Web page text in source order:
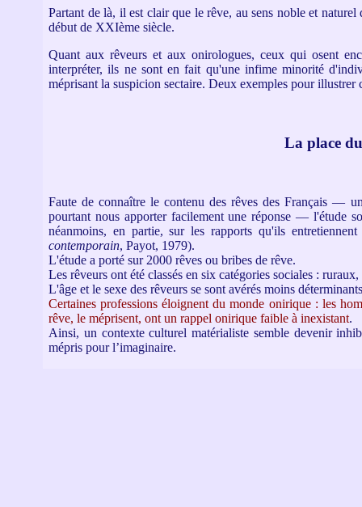
Partant de là, il est clair que le rêve, au sens noble et
début de XXIème siècle.
Quant aux rêveurs et aux onirologues, ceux qui osent
interpréter, ils ne sont en fait qu'une infime minorité
méprisant la suspicion sectaire. Deux exemples pour illustrer
La place
Faute de connaître le contenu des rêves des Français —
pourtant nous apporter facilement une réponse — l'étude
néanmoins, en partie, sur les rapports qu'ils
contemporain, Payot, 1979).
L'étude a porté sur 2000 rêves ou bribes de rêve.
Les rêveurs ont été classés en six catégories sociales :
L'âge et le sexe des rêveurs se sont avérés moins
Certaines professions éloignent du monde onirique : les
rêve, le méprisent, ont un rappel onirique faible à inexistant.
Ainsi, un contexte culturel matérialiste semble devenir
mépris pour l’imaginaire.